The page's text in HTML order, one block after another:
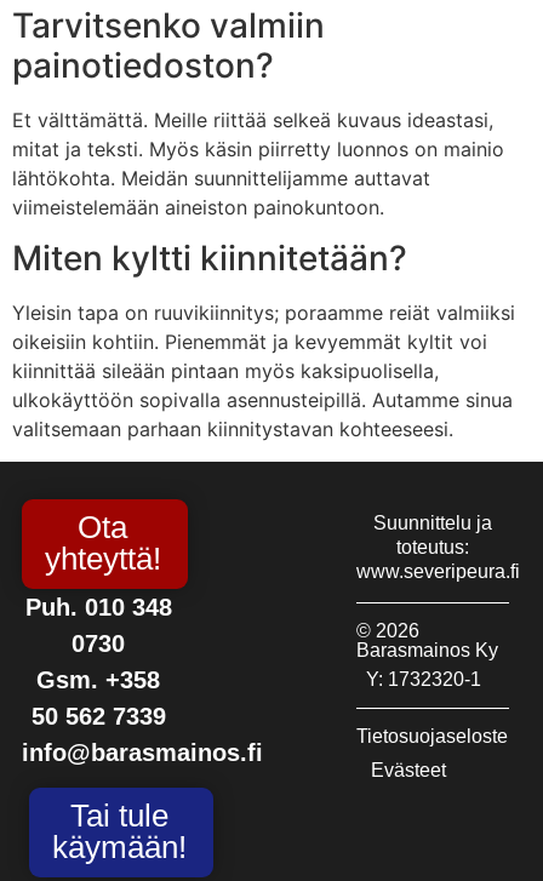
Tarvitsenko valmiin
painotiedoston?
Et välttämättä. Meille riittää selkeä kuvaus ideastasi,
mitat ja teksti. Myös käsin piirretty luonnos on mainio
lähtökohta. Meidän suunnittelijamme auttavat
viimeistelemään aineiston painokuntoon.
Miten kyltti kiinnitetään?
Yleisin tapa on ruuvikiinnitys; poraamme reiät valmiiksi
oikeisiin kohtiin. Pienemmät ja kevyemmät kyltit voi
kiinnittää sileään pintaan myös kaksipuolisella,
ulkokäyttöön sopivalla asennusteipillä. Autamme sinua
valitsemaan parhaan kiinnitystavan kohteeseesi.
Ota
yhteyttä!
Puh. 010 348
0730
Gsm. +358
50 562 7339
info@barasmainos.fi
Tai tule
käymään!
Suunnittelu ja
toteutus:
www.severipeura.fi
© 2026
Barasmainos Ky
Y: 1732320-1
Tietosuojaseloste
Evästeet